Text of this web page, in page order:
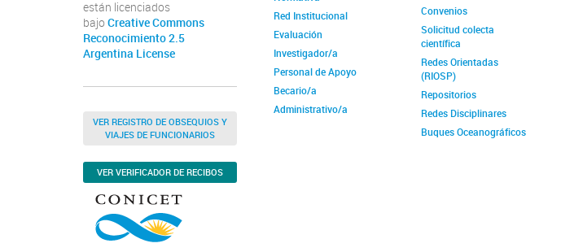
están licenciados
bajo Creative Commons
Reconocimiento 2.5
Argentina License
VER REGISTRO DE OBSEQUIOS Y
VIAJES DE FUNCIONARIOS
VER VERIFICADOR DE RECIBOS
Red Institucional
Evaluación
Investigador/a
Personal de Apoyo
Becario/a
Administrativo/a
Convenios
Solicitud colecta
científica
Redes Orientadas
(RIOSP)
Repositorios
Redes Disciplinares
Buques Oceanográficos